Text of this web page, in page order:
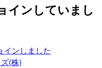
インしていまし
インしました
(株)